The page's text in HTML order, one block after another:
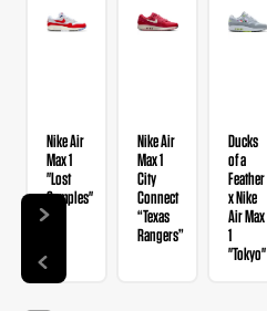
Nike Air
Max 1
"Lost
Samples"
Nike Air
Max 1
City
Connect
“Texas
Rangers”
Ducks
of a
Feather
x Nike
Air Max
1
"Tokyo"